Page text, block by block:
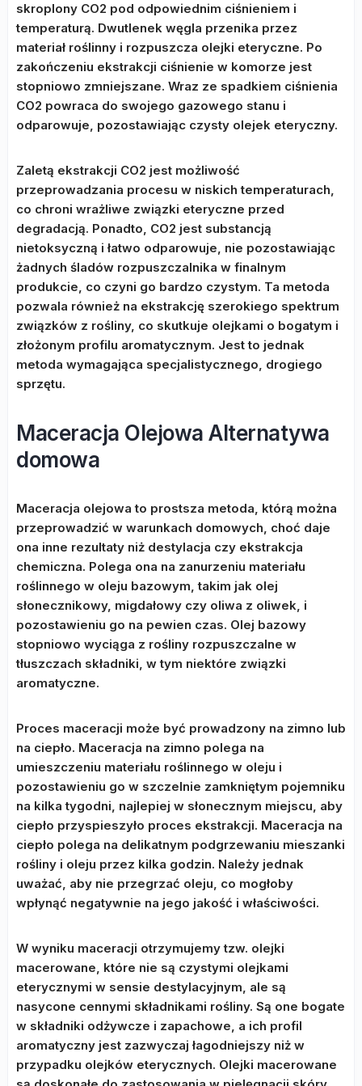
skroplony CO2 pod odpowiednim ciśnieniem i
temperaturą. Dwutlenek węgla przenika przez
materiał roślinny i rozpuszcza olejki eteryczne. Po
zakończeniu ekstrakcji ciśnienie w komorze jest
stopniowo zmniejszane. Wraz ze spadkiem ciśnienia
CO2 powraca do swojego gazowego stanu i
odparowuje, pozostawiając czysty olejek eteryczny.
Zaletą ekstrakcji CO2 jest możliwość
przeprowadzania procesu w niskich temperaturach,
co chroni wrażliwe związki eteryczne przed
degradacją. Ponadto, CO2 jest substancją
nietoksyczną i łatwo odparowuje, nie pozostawiając
żadnych śladów rozpuszczalnika w finalnym
produkcie, co czyni go bardzo czystym. Ta metoda
pozwala również na ekstrakcję szerokiego spektrum
związków z rośliny, co skutkuje olejkami o bogatym i
złożonym profilu aromatycznym. Jest to jednak
metoda wymagająca specjalistycznego, drogiego
sprzętu.
Maceracja Olejowa Alternatywa
domowa
Maceracja olejowa to prostsza metoda, którą można
przeprowadzić w warunkach domowych, choć daje
ona inne rezultaty niż destylacja czy ekstrakcja
chemiczna. Polega ona na zanurzeniu materiału
roślinnego w oleju bazowym, takim jak olej
słonecznikowy, migdałowy czy oliwa z oliwek, i
pozostawieniu go na pewien czas. Olej bazowy
stopniowo wyciąga z rośliny rozpuszczalne w
tłuszczach składniki, w tym niektóre związki
aromatyczne.
Proces maceracji może być prowadzony na zimno lub
na ciepło. Maceracja na zimno polega na
umieszczeniu materiału roślinnego w oleju i
pozostawieniu go w szczelnie zamkniętym pojemniku
na kilka tygodni, najlepiej w słonecznym miejscu, aby
ciepło przyspieszyło proces ekstrakcji. Maceracja na
ciepło polega na delikatnym podgrzewaniu mieszanki
rośliny i oleju przez kilka godzin. Należy jednak
uważać, aby nie przegrzać oleju, co mogłoby
wpłynąć negatywnie na jego jakość i właściwości.
W wyniku maceracji otrzymujemy tzw. olejki
macerowane, które nie są czystymi olejkami
eterycznymi w sensie destylacyjnym, ale są
nasycone cennymi składnikami rośliny. Są one bogate
w składniki odżywcze i zapachowe, a ich profil
aromatyczny jest zazwyczaj łagodniejszy niż w
przypadku olejków eterycznych. Olejki macerowane